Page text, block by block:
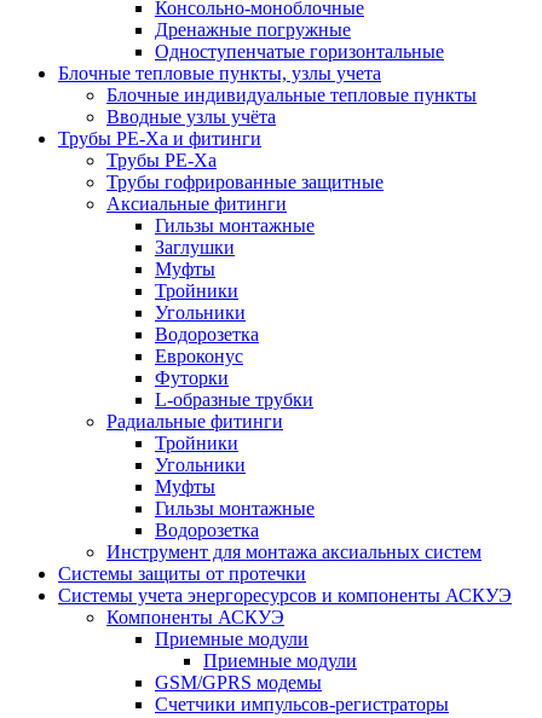
Консольно-моноблочные
Дренажные погружные
Одноступенчатые горизонтальные
Блочные тепловые пункты, узлы учета
Блочные индивидуальные тепловые пункты
Вводные узлы учёта
Трубы РЕ-Ха и фитинги
Трубы РЕ-Ха
Трубы гофрированные защитные
Аксиальные фитинги
Гильзы монтажные
Заглушки
Муфты
Тройники
Угольники
Водорозетка
Евроконус
Футорки
L-образные трубки
Радиальные фитинги
Тройники
Угольники
Муфты
Гильзы монтажные
Водорозетка
Инструмент для монтажа аксиальных систем
Системы защиты от протечки
Системы учета энергоресурсов и компоненты АСКУЭ
Компоненты АСКУЭ
Приемные модули
Приемные модули
GSM/GPRS модемы
Счетчики импульсов-регистраторы